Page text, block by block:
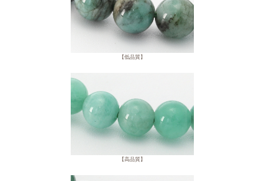
【低品質】
【高品質】